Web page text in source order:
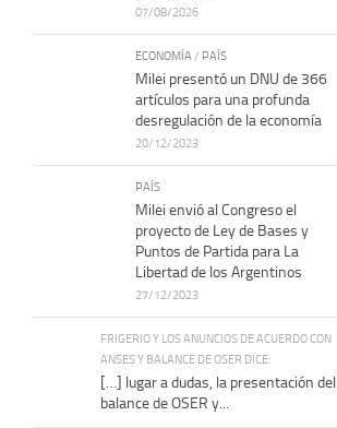
07/08/2026
ECONOMÍA / PAÍS
Milei presentó un DNU de 366
artículos para una profunda
desregulación de la economía
20/12/2023
PAÍS
Milei envió al Congreso el
proyecto de Ley de Bases y
Puntos de Partida para La
Libertad de los Argentinos
27/12/2023
FRIGERIO Y LOS ANUNCIOS DE ACUERDO CON
ANSES Y BALANCE DE OSER DICE:
[…] lugar a dudas, la presentación del
balance de OSER y...